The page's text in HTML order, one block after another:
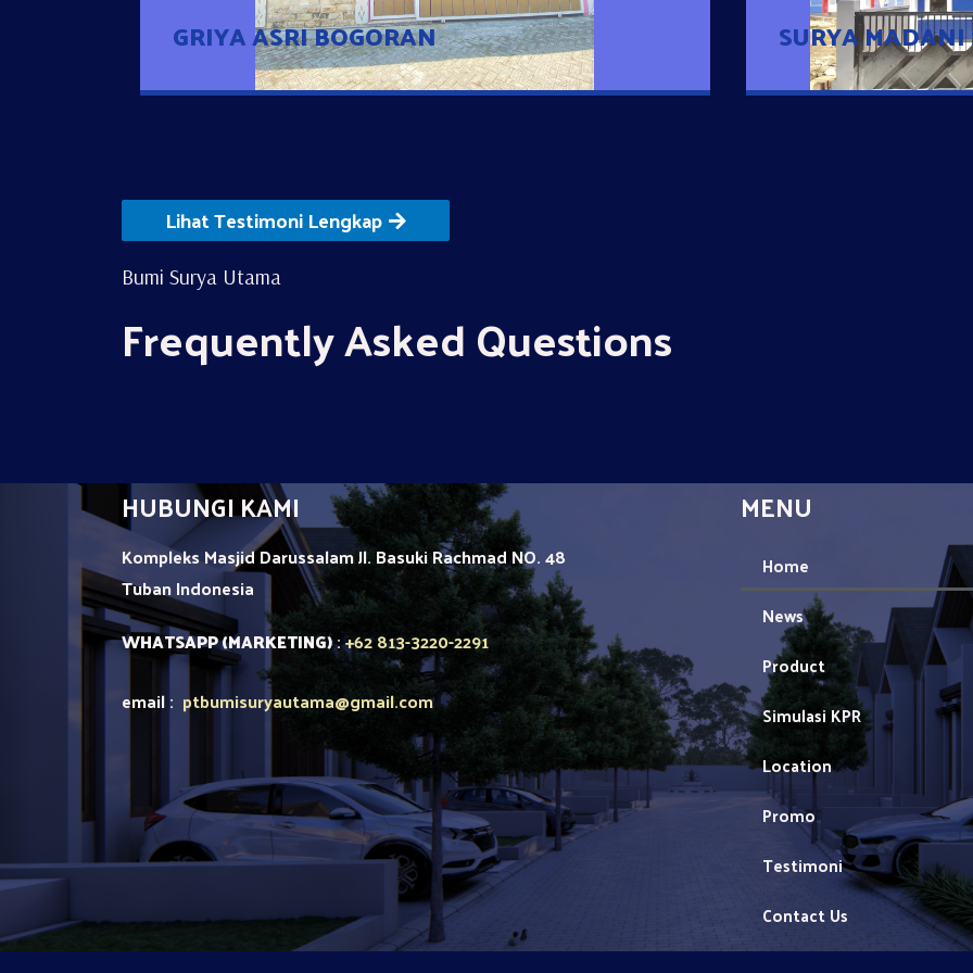
GRIYA ASRI BOGORAN SURYA
Lihat Testimoni Lengkap
Bumi Surya Utama
Frequently Asked Questions
HUBUNGI KAMI
Kompleks Masjid Darussalam Jl. Basuki Rachmad NO. 48
TubanIndonesia
WHATSAPP (MARKETING):+62 813-3220-2291
email : ptbumisuryautama@gmail.com
MENU
Home
News
Product
Simulasi KPR
Location
Promo
Testimoni
Contact Us